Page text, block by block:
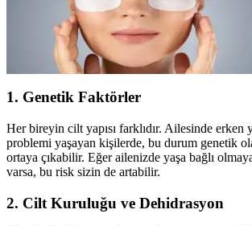
15 yaşında göz altı kırışıklıklarının nedenleri
hakkında kapsamlı bilgiler, sağlıklı yaşam
önerileri içerir.
1. Genetik Faktörler
Her bireyin cilt yapısı farklıdır. Ailesinde erken
problemi yaşayan kişilerde, bu durum genetik
ortaya çıkabilir. Eğer ailenizde yaşa bağlı
varsa, bu risk sizin de artabilir.
2. Cilt Kuruluğu ve Dehidrasyon